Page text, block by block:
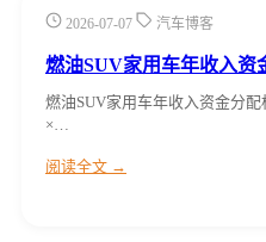
2026-07-07 汽车博客
燃油SUV家用车年收入资
燃油SUV家用车年收入资金分配
×…
阅读全文 →